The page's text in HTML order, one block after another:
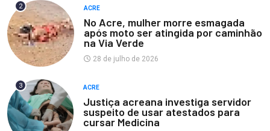
2 ACRE
No Acre, mulher morre esmagada
após moto ser atingida por caminhão
na Via Verde
28 de julho de 2026
3 ACRE
Justiça acreana investiga servidor
suspeito de usar atestados para
cursar Medicina